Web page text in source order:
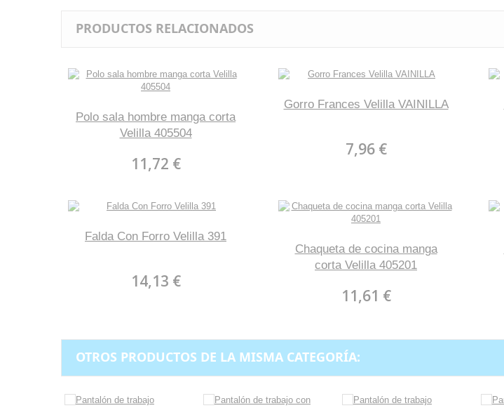
PRODUCTOS RELACIONADOS
Polo sala hombre manga corta
Velilla 405504
11,72 €
Gorro Frances Velilla VAINILLA
7,96 €
Falda Con Forro Velilla 391
14,13 €
Chaqueta de cocina manga
corta Velilla 405201
11,61 €
OTROS PRODUCTOS DE LA MISMA CATEGORÍA: